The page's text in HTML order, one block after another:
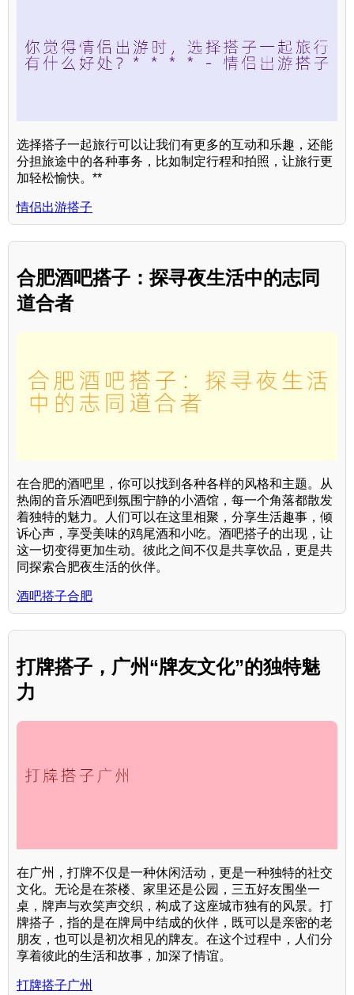
选择搭子一起旅行可以让我们有更多的互动和乐趣，还能
分担旅途中的各种事务，比如制定行程和拍照，让旅行更
加轻松愉快。**
情侣出游搭子
合肥酒吧搭子：探寻夜生活中的志同
道合者
在合肥的酒吧里，你可以找到各种各样的风格和主题。从
热闹的音乐酒吧到氛围宁静的小酒馆，每一个角落都散发
着独特的魅力。人们可以在这里相聚，分享生活趣事，倾
诉心声，享受美味的鸡尾酒和小吃。酒吧搭子的出现，让
这一切变得更加生动。彼此之间不仅是共享饮品，更是共
同探索合肥夜生活的伙伴。
酒吧搭子合肥
打牌搭子，广州“牌友文化”的独特魅
力
在广州，打牌不仅是一种休闲活动，更是一种独特的社交
文化。无论是在茶楼、家里还是公园，三五好友围坐一
桌，牌声与欢笑声交织，构成了这座城市独有的风景。打
牌搭子，指的是在牌局中结成的伙伴，既可以是亲密的老
朋友，也可以是初次相见的牌友。在这个过程中，人们分
享着彼此的生活和故事，加深了情谊。
打牌搭子广州